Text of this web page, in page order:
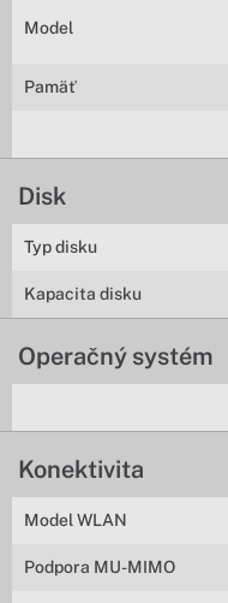
Model
Pamäť
Disk
Typ disku
Kapacita disku
Operačný systém
Konektivita
Model WLAN
Podpora MU-MIMO